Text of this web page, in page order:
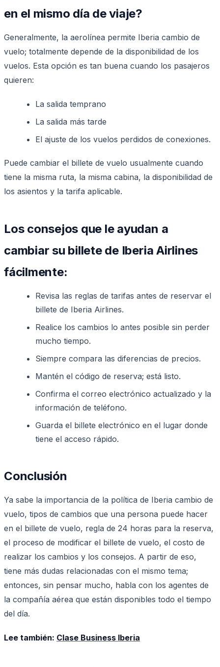
en el mismo día de viaje?
Generalmente, la aerolínea permite Iberia cambio de
vuelo; totalmente depende de la disponibilidad de los
vuelos. Esta opción es tan buena cuando los pasajeros
quieren:
La salida temprano
La salida más tarde
El ajuste de los vuelos perdidos de conexiones.
Puede cambiar el billete de vuelo usualmente cuando
tiene la misma ruta, la misma cabina, la disponibilidad de
los asientos y la tarifa aplicable.
Los consejos que le ayudan a
cambiar su billete de Iberia Airlines
fácilmente:
Revisa las reglas de tarifas antes de reservar el
billete de Iberia Airlines.
Realice los cambios lo antes posible sin perder
mucho tiempo.
Siempre compara las diferencias de precios.
Mantén el código de reserva; está listo.
Confirma el correo electrónico actualizado y la
información de teléfono.
Guarda el billete electrónico en el lugar donde
tiene el acceso rápido.
Conclusión
Ya sabe la importancia de la política de Iberia cambio de
vuelo, tipos de cambios que una persona puede hacer
en el billete de vuelo, regla de 24 horas para la reserva,
el proceso de modificar el billete de vuelo, el costo de
realizar los cambios y los consejos. A partir de eso,
tiene más dudas relacionadas con el mismo tema;
entonces, sin pensar mucho, habla con los agentes de
la compañía aérea que están disponibles todo el tiempo
del día.
Lee también: Clase Business Iberia